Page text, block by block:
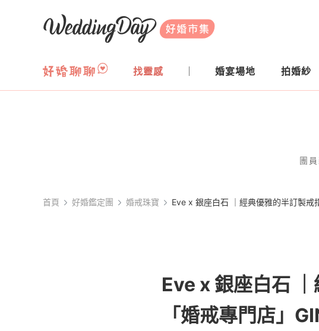
WeddingDay 好婚市集
找靈感 婚宴場地 拍婚紗
團
首頁 好婚鑑定團 婚戒珠寶
Eve x 銀座白石
「婚戒專門店」